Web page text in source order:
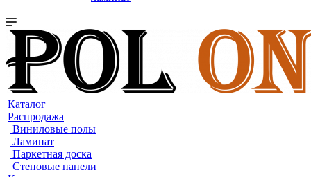
Каталог
Распродажа
Виниловые полы
Ламинат
Паркетная доска
Стеновые панели